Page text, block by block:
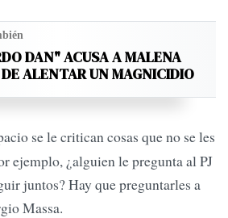
DAN" ACUSA A MALENA
ALENTAR UN MAGNICIDIO
se le critican cosas que no se les
ejemplo, ¿alguien le pregunta al PJ
juntos? Hay que preguntarles a
Massa.